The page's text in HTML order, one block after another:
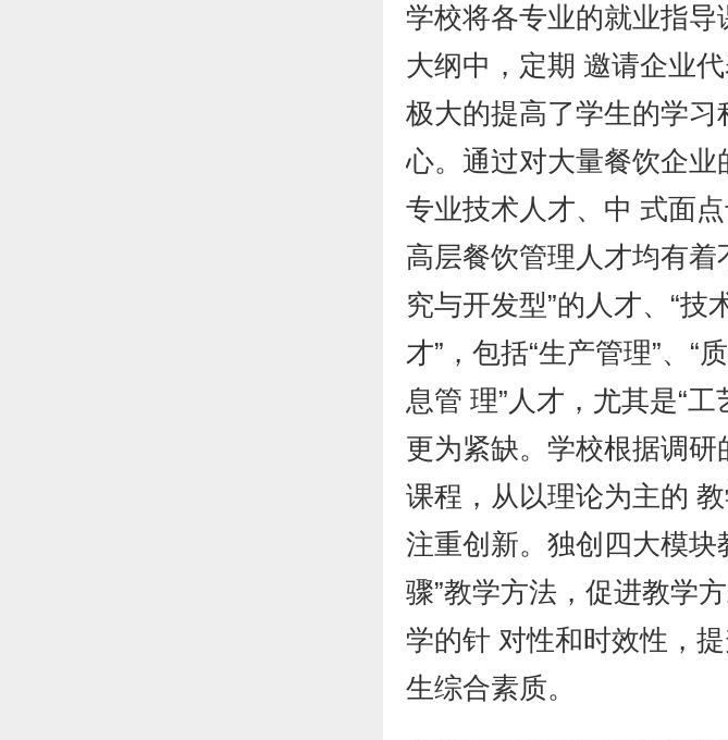
学校将各专业的就业指
大纲中，定期 邀请企业
极大的提高了学生的学
心。通过对大量餐饮企
专业技术人才、中 式面
高层餐饮管理人才均有着
究与开发型”的人才、“技
才”，包括“生产管理”、“
息管 理”人才，尤其是“
更为紧缺。学校根据调研
课程，从以理论为主的
注重创新。独创四大模块
骤”教学方法，促进教学
学的针 对性和时效性，
生综合素质。